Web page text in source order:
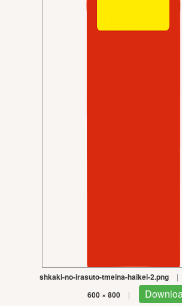
shkaki-no-irasuto-tmeina-haikei-2.png |
600 × 800 |